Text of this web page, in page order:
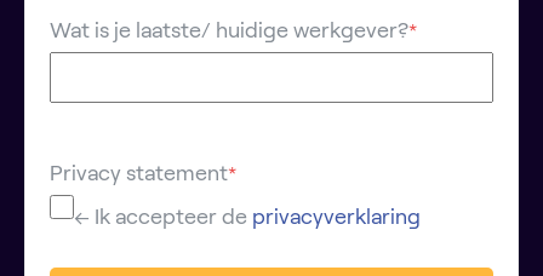
Wat is je laatste/ huidige werkgever?*
Privacy statement*
← Ik accepteer de privacyverklaring